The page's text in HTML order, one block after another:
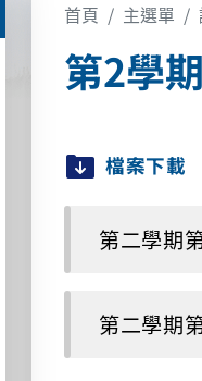
首頁 主選單
第2學
檔案下載
第二學期
第二學期